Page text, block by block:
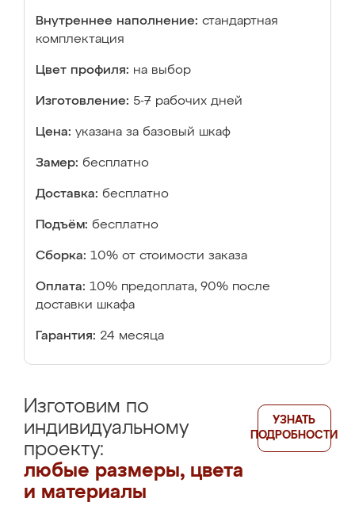
Внутреннее наполнение: стандартная
комплектация
Цвет профиля: на выбор
Изготовление: 5-7 рабочих дней
Цена: указана за базовый шкаф
Замер: бесплатно
Доставка: бесплатно
Подъём: бесплатно
Сборка: 10% от стоимости заказа
Оплата: 10% предоплата, 90% после
доставки шкафа
Гарантия: 24 месяца
Изготовим по
индивидуальному
проекту:
любые размеры, цвета
и материалы
УЗНАТЬ
ПОДРОБНОСТИ